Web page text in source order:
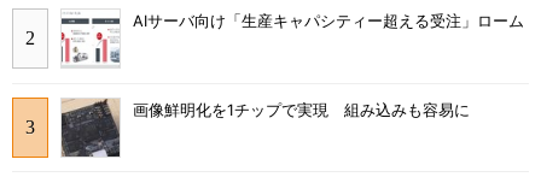
AIサーバ向け「生産キャパシティー超える受注」ローム
画像鮮明化を1チップで実現 組み込みも容易に